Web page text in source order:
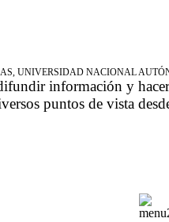
UNIVERSIDAD NACIONAL
información y
puntos de vista